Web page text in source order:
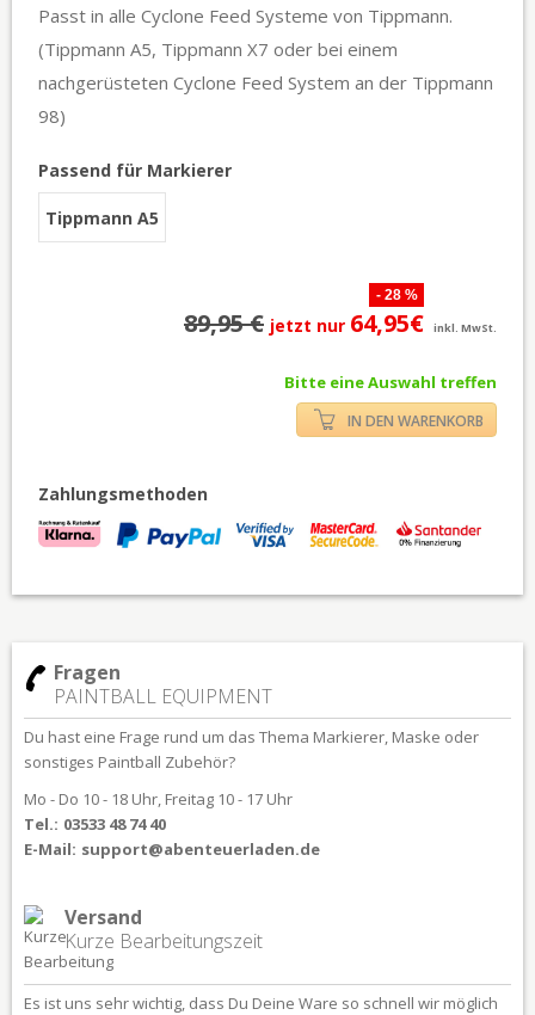
Passt in alle Cyclone Feed Systeme von Tippmann.
(Tippmann A5, Tippmann X7 oder bei einem
nachgerüsteten Cyclone Feed System an der Tippmann
98)
Passend für Markierer
Tippmann A5
- 28 %
89,95 € jetzt nur 64,95€ inkl. MwSt.
Bitte eine Auswahl treffen
IN DEN WARENKORB
Zahlungsmethoden
Fragen
PAINTBALL EQUIPMENT
Du hast eine Frage rund um das Thema Markierer, Maske oder
sonstiges Paintball Zubehör?
Mo - Do 10 - 18 Uhr, Freitag 10 - 17 Uhr
Tel.: 03533 48 74 40
E-Mail: support@abenteuerladen.de
Versand
Kurze Bearbeitungszeit
Es ist uns sehr wichtig, dass Du Deine Ware so schnell wir möglich